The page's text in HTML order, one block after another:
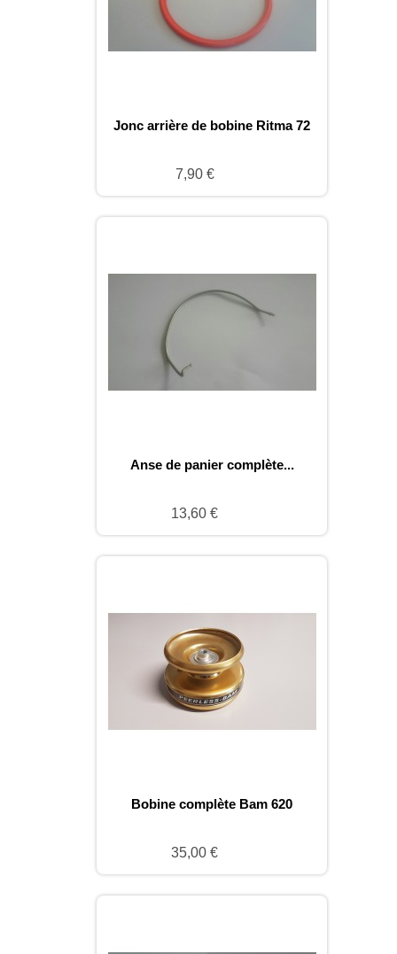
Jonc arrière de bobine Ritma 72
7,90 €
Anse de panier complète...
13,60 €
Bobine complète Bam 620
35,00 €